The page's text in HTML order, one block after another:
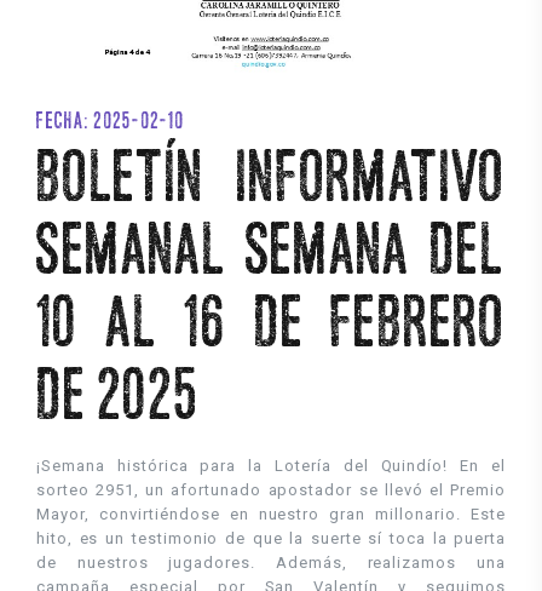
FECHA: 2025-02-10
BOLETÍN INFORMATIVO
SEMANAL SEMANA DEL
10 AL 16 DE FEBRERO
DE 2025
¡Semana histórica para la Lotería del Quindío! En el
sorteo 2951, un afortunado apostador se llevó el Premio
Mayor, convirtiéndose en nuestro gran millonario. Este
hito, es un testimonio de que la suerte sí toca la puerta
de nuestros jugadores. Además, realizamos una
campaña especial por San Valentín y seguimos